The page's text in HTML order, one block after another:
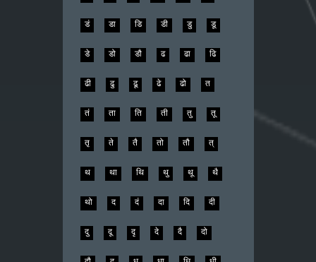
डं डा डि डी डु डू
डे डो डौ ढ ढा ढि
ढी ढु ढू ढे ढो त
तं ता ति ती तु तू
तृ ते तै तो तौ त्
थ था थि थु थू थै
थो द दं दा दि दी
दु दू दृ दे दै दो